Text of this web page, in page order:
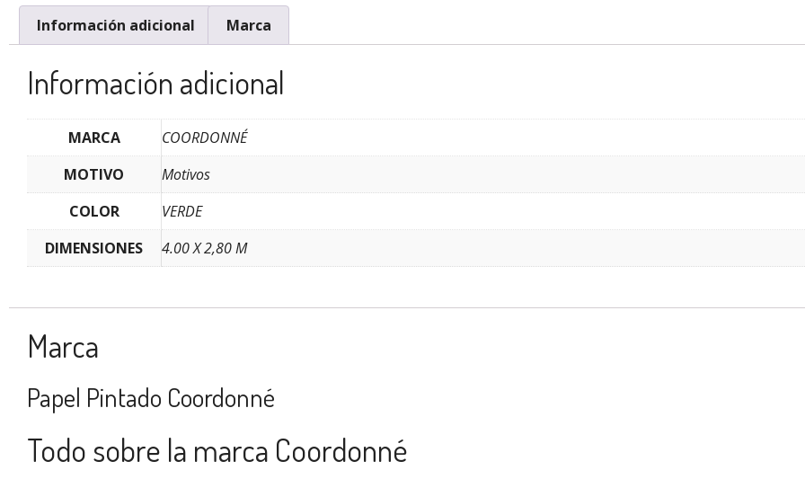
Información adicional Marca
Información adicional
MARCA
COORDONNÉ
MOTIVO
Motivos
COLOR
VERDE
DIMENSIONES
4.00 X 2,80 M
Marca
Papel Pintado Coordonné
Todo sobre la marca Coordonné